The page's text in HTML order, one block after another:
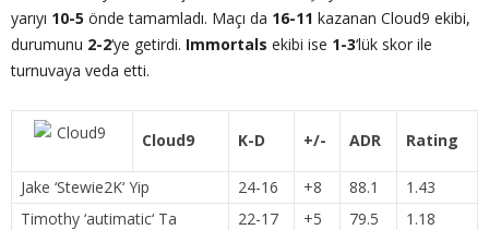
yarıyı 10-5 önde tamamladı. Maçı da 16-11 kazanan Cloud9 ekibi,
durumunu 2-2‘ye getirdi. Immortals ekibi ise 1-3‘lük skor ile
turnuvaya veda etti.
Cloud9 K-D +/- ADR Rating
Jake ‘Stewie2K‘ Yip 24-16 +8 88.1
1.43
Timothy ‘autimatic‘ Ta 22-17 +5 79.5
1.18